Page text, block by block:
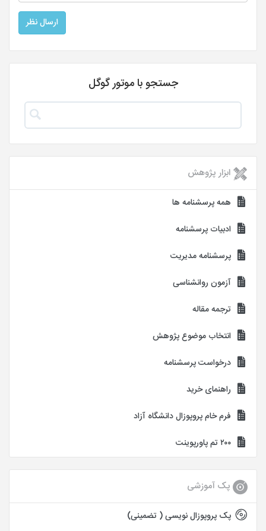
جستجو با موتور گوگل
ابزار پژوهش
همه پرسشنامه ها
ادبیات پرسشنامه
پرسشنامه مدیریت
آزمون روانشناسی
ترجمه مقاله
انتخاب موضوع پژوهش
درخواست پرسشنامه
راهنمای خرید
فرم خام پروپوزال دانشگاه آزاد
۲۰۰ تم پاورپوینت
پک آموزشی
پک پروپوزال نویسی ( تضمینی)